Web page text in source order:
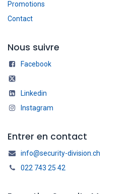
Promotions
Contact
Nous suivre
Facebook
Linkedin
Instagram
Entrer en contact
info@security-division.ch
022 743 25 42